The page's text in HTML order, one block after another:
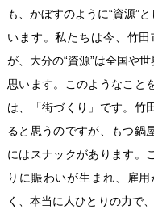
も、かぼすのように“資源”
います。私たちは今、竹
が、大分の“資源”は全国や
思います。このようなこと
は、「街づくり」です。竹
ると思うのですが、もつ鍋
にはスナックがあります。
りに賑わいが生まれ、雇
く、本当に人ひとりの力で